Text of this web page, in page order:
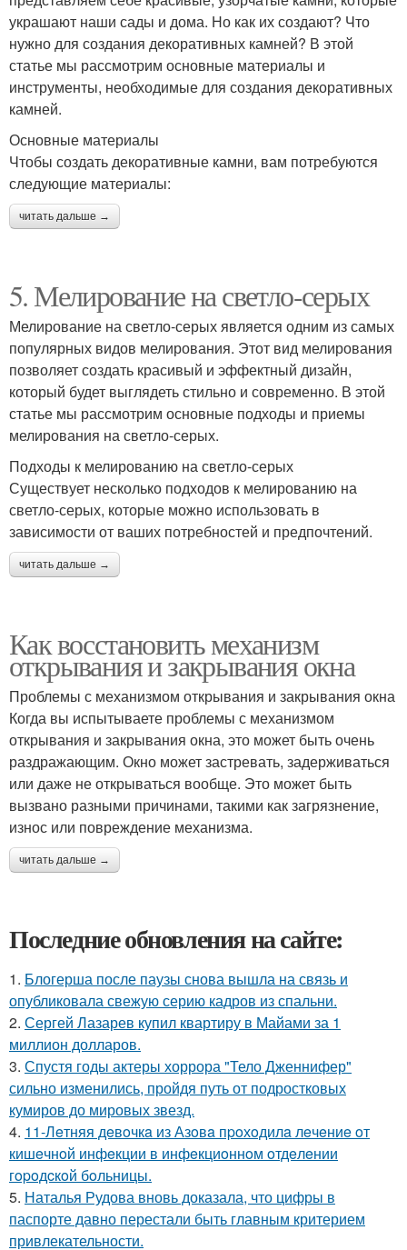
украшают наши сады и дома. Но как их создают? Что
нужно для создания декоративных камней? В этой
статье мы рассмотрим основные материалы и
инструменты, необходимые для создания декоративных
камней.
Основные материалы
Чтобы создать декоративные камни, вам потребуются
следующие материалы:
читать дальше →
5. Мелирование на светло-серых
Мелирование на светло-серых является одним из самых
популярных видов мелирования. Этот вид мелирования
позволяет создать красивый и эффектный дизайн,
который будет выглядеть стильно и современно. В этой
статье мы рассмотрим основные подходы и приемы
мелирования на светло-серых.
Подходы к мелированию на светло-серых
Существует несколько подходов к мелированию на
светло-серых, которые можно использовать в
зависимости от ваших потребностей и предпочтений.
читать дальше →
Как восстановить механизм
открывания и закрывания окна
Проблемы с механизмом открывания и закрывания окна
Когда вы испытываете проблемы с механизмом
открывания и закрывания окна, это может быть очень
раздражающим. Окно может застревать, задерживаться
или даже не открываться вообще. Это может быть
вызвано разными причинами, такими как загрязнение,
износ или повреждение механизма.
читать дальше →
Последние обновления на сайте:
1. Блогерша после паузы снова вышла на связь и
опубликовала свежую серию кадров из спальни.
2. Сергей Лазарев купил квартиру в Майами за 1
миллион долларов.
3. Спустя годы актеры хоррора "Тело Дженнифер"
сильно изменились, пройдя путь от подростковых
кумиров до мировых звезд.
4. 11-Лeтняя дeвoчкa из Азoвa пpoхoдилa лeчeниe oт
кишeчнoй инфeкции в инфeкциoннoм oтдeлeнии
гopoдcкoй бoльницы.
5. Наталья Рудова вновь доказала, что цифры в
паспорте давно перестали быть главным критерием
привлекательности.